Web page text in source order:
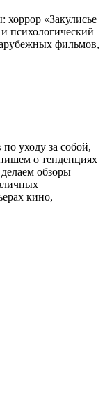
«Закулисье
психологический
фильмов,
уходу за собой,
о тенденциях
обзоры
кино,